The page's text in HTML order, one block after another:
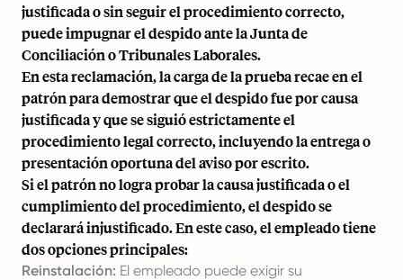
justificada o sin seguir el procedimiento correcto,
puede impugnar el despido ante la Junta de
Conciliación o Tribunales Laborales.
En esta reclamación, la carga de la prueba recae en el
patrón para demostrar que el despido fue por causa
justificada y que se siguió estrictamente el
procedimiento legal correcto, incluyendo la entrega o
presentación oportuna del aviso por escrito.
Si el patrón no logra probar la causa justificada o el
cumplimiento del procedimiento, el despido se
declarará injustificado. En este caso, el empleado tiene
dos opciones principales:
Reinstalación: El empleado puede exigir su